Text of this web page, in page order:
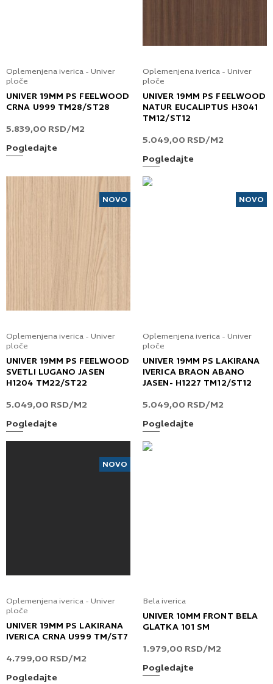
Oplemenjena iverica - Univer
ploče
UNIVER 19MM PS FEELWOOD
CRNA U999 TM28/ST28
5.839,00 RSD/M2
Pogledajte
Oplemenjena iverica - Univer
ploče
UNIVER 19MM PS FEELWOOD
NATUR EUCALIPTUS H3041
TM12/ST12
5.049,00 RSD/M2
Pogledajte
NOVO
Oplemenjena iverica - Univer
ploče
UNIVER 19MM PS FEELWOOD
SVETLI LUGANO JASEN
H1204 TM22/ST22
5.049,00 RSD/M2
Pogledajte
NOVO
Oplemenjena iverica - Univer
ploče
UNIVER 19MM PS LAKIRANA
IVERICA BRAON ABANO
JASEN- H1227 TM12/ST12
5.049,00 RSD/M2
Pogledajte
NOVO
Oplemenjena iverica - Univer
ploče
UNIVER 19MM PS LAKIRANA
IVERICA CRNA U999 TM/ST7
4.799,00 RSD/M2
Pogledajte
Bela iverica
UNIVER 10MM FRONT BELA
GLATKA 101 SM
1.979,00 RSD/M2
Pogledajte